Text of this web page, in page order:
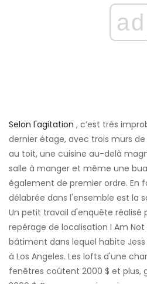
ad
Selon l'agitation , c’est très
dernier étage, avec trois murs
au toit, une cuisine au-delà
salle à manger et même une
également de premier ordre. En
délabrée dans l'ensemble est la
Un petit travail d'enquête réalisé
repérage de localisation I Am
bâtiment dans lequel habite
à Los Angeles. Les lofts d'une
fenêtres coûtent 2000 $ et plus,